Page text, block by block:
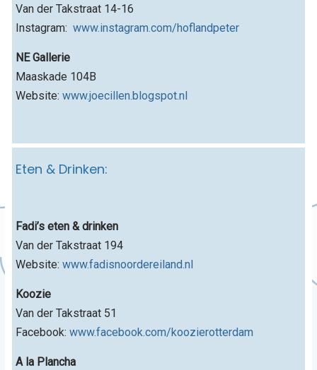
Van der Takstraat 14-16
Instagram: www.instagram.com/hoflandpeter
NE Gallerie
Maaskade 104B
Website: www.joecillen.blogspot.nl
Eten & Drinken:
Fadi’s eten & drinken
Van der Takstraat 194
Website: www.fadisnoordereiland.nl
Koozie
Van der Takstraat 51
Facebook: www.facebook.com/koozierotterdam
A la Plancha